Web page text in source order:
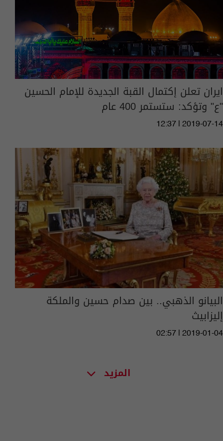
ايران تعلن إكتمال القبة الجديدة للإمام الحسين
"ع" وتؤكد: ستستمر 400 عام
12:37 | 2019-07-14
البيانو الذهبي.. بين صدام حسين والملكة
إليزابيث
02:57 | 2019-01-04
المزيد